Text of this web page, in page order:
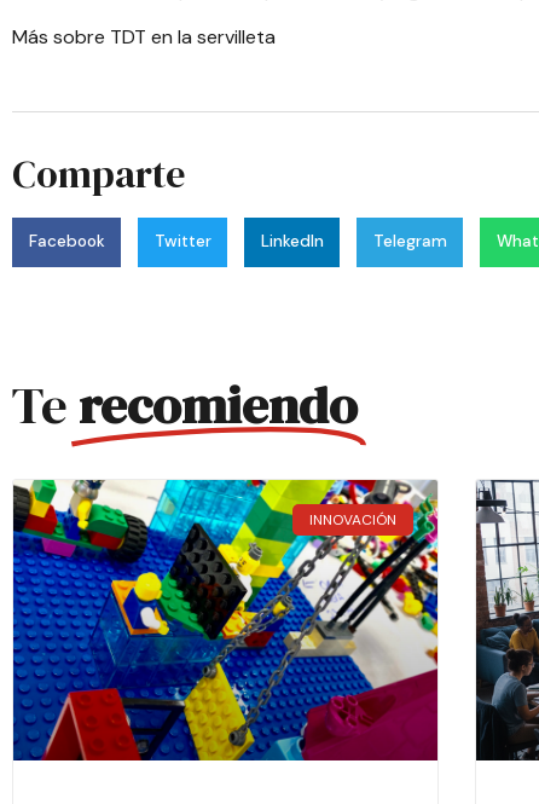
Más sobre TDT en la servilleta
Comparte
Facebook Twitter LinkedIn Telegram
Terecomiendo
INNOVACIÓN